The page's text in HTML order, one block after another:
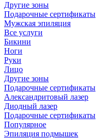
Другие зоны
Подарочные сертификаты
Мужская эпиляция
Все услуги
Бикини
Ноги
Руки
Лицо
Другие зоны
Подарочные сертификаты
Александритовый лазер
Диодный лазер
Подарочные сертификаты
Популярное
Эпиляция подмышек